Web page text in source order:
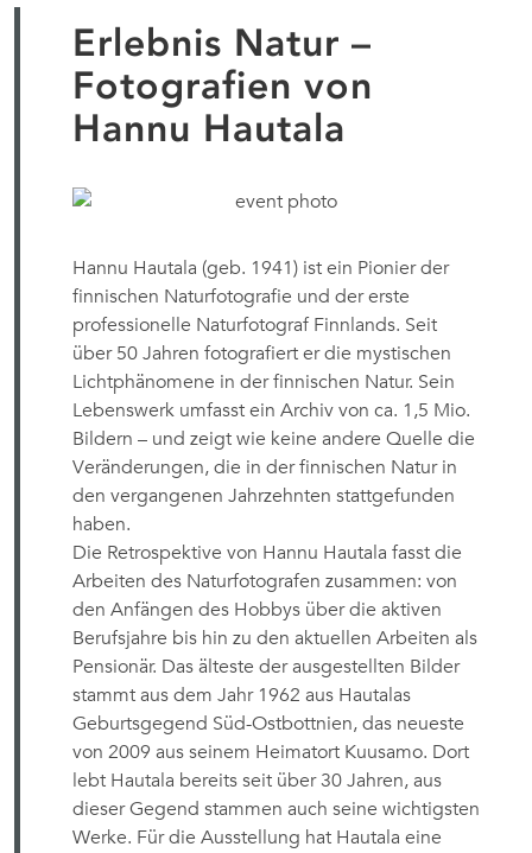
Erlebnis Natur –
Fotografien von
Hannu Hautala
Hannu Hautala (geb. 1941) ist ein Pionier der
finnischen Naturfotografie und der erste
professionelle Naturfotograf Finnlands. Seit
über 50 Jahren fotografiert er die mystischen
Lichtphänomene in der finnischen Natur. Sein
Lebenswerk umfasst ein Archiv von ca. 1,5 Mio.
Bildern – und zeigt wie keine andere Quelle die
Veränderungen, die in der finnischen Natur in
den vergangenen Jahrzehnten stattgefunden
haben.
Die Retrospektive von Hannu Hautala fasst die
Arbeiten des Naturfotografen zusammen: von
den Anfängen des Hobbys über die aktiven
Berufsjahre bis hin zu den aktuellen Arbeiten als
Pensionär. Das älteste der ausgestellten Bilder
stammt aus dem Jahr 1962 aus Hautalas
Geburtsgegend Süd-Ostbottnien, das neueste
von 2009 aus seinem Heimatort Kuusamo. Dort
lebt Hautala bereits seit über 30 Jahren, aus
dieser Gegend stammen auch seine wichtigsten
Werke. Für die Ausstellung hat Hautala eine